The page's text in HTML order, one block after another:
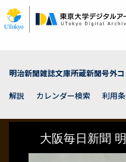
イ
ン
明治新聞雑誌文庫所蔵新聞号外
解説
カレンダー検索 利用